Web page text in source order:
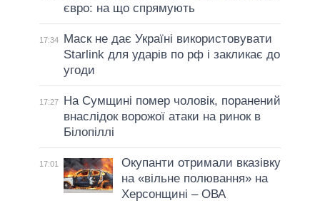
євро: на що спрямують
17:34
Маск не дає Україні використовувати
Starlink для ударів по рф і закликає до
угоди
17:27
На Сумщині помер чоловік, поранений
внаслідок ворожої атаки на ринок в
Білопіллі
17:01
Окупанти отримали вказівку
на «вільне полювання» на
Херсонщині – ОВА